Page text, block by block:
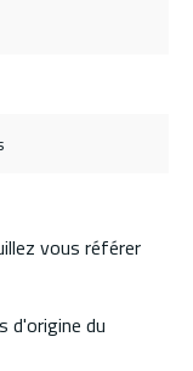
vous référer
d'origine du